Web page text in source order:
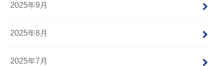
2025年9月
2025年8月
2025年7月